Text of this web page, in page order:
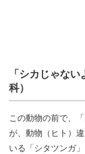
「シカじゃな
科）
この動物の前で、
が、動物（ヒト）
いる「シタツンガ